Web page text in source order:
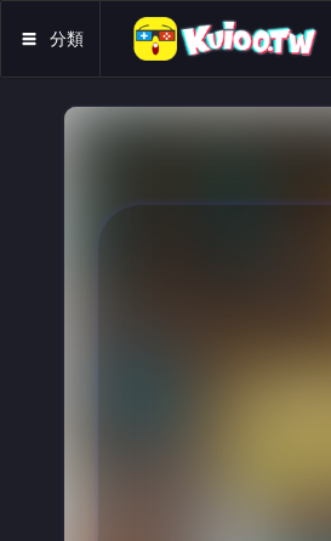
分類